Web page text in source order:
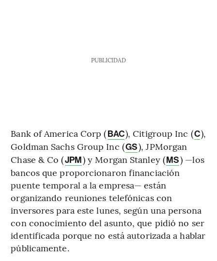
PUBLICIDAD
Bank of America Corp (BAC), Citigroup Inc (C),
Goldman Sachs Group Inc (GS), JPMorgan
Chase & Co (JPM) y Morgan Stanley (MS) —los
bancos que proporcionaron financiación
puente temporal a la empresa— están
organizando reuniones telefónicas con
inversores para este lunes, según una persona
con conocimiento del asunto, que pidió no ser
identificada porque no está autorizada a hablar
públicamente.